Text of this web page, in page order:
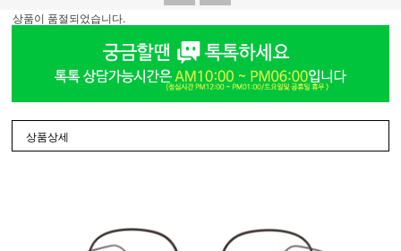
상품이 품절되었습니다.
상품상세